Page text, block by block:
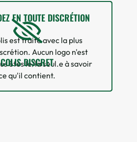
COLIS DISCRET
EN TOUTE DISCRÉTION
est traité avec la plus
Aucun logo n'est
êtes le/la seul.e à savoir
qu'il contient.